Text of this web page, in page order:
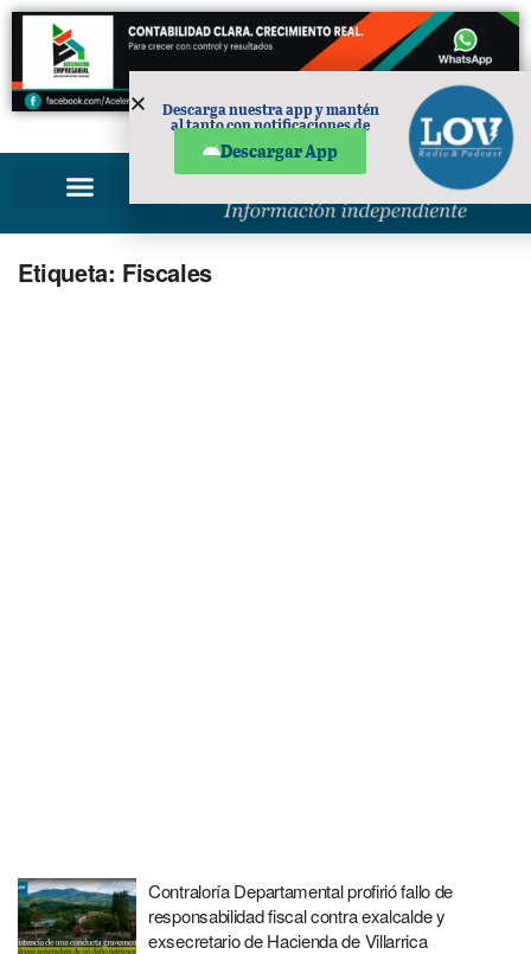
PUBLICIDAD
Etiqueta: Fiscales
Contraloría Departamental profirió fallo de
responsabilidad fiscal contra exalcalde y
exsecretario de Hacienda de Villarrica
Descarga nuestra app y mantén
al tanto con notificaciones de
Descargar App